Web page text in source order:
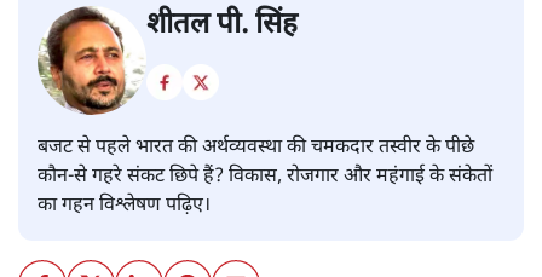
शीतल पी. सिंह
बजट से पहले भारत की अर्थव्यवस्था की चमकदार तस्वीर के पीछे
कौन-से गहरे संकट छिपे हैं? विकास, रोजगार और महंगाई के संकेतों
का गहन विश्लेषण पढ़िए।